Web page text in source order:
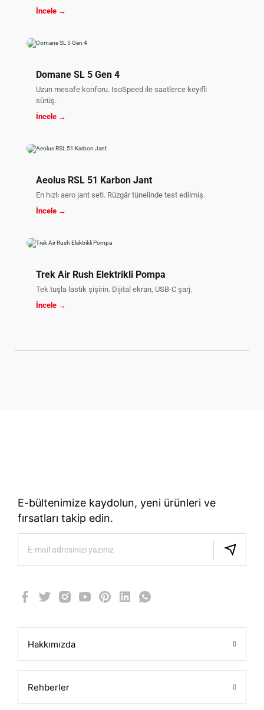
İncele →
Domane SL 5 Gen 4
Uzun mesafe konforu. IsoSpeed ile saatlerce keyifli
sürüş.
İncele →
Aeolus RSL 51 Karbon Jant
En hızlı aero jant seti. Rüzgâr tünelinde test edilmiş.
İncele →
Trek Air Rush Elektrikli Pompa
Tek tuşla lastik şişirin. Dijital ekran, USB-C şarj.
İncele →
E-bültenimize kaydolun, yeni ürünleri ve
fırsatları takip edin.
Hakkımızda
Rehberler